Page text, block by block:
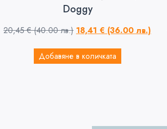
Doggy
20,45€ (40.00 лв.) 18,41 € (36.00 лв.)
Добавяне в количката